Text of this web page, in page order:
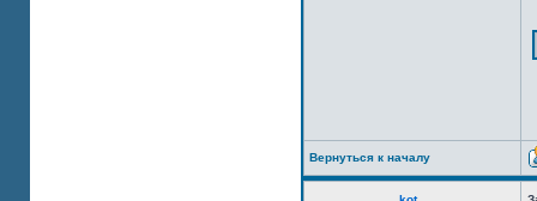
Вернуться к началу